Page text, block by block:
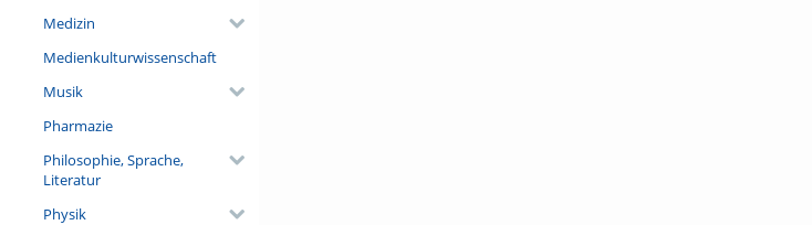
Medizin
Medienkulturwissenschaft
Musik
Pharmazie
Philosophie, Sprache,
Literatur
Physik